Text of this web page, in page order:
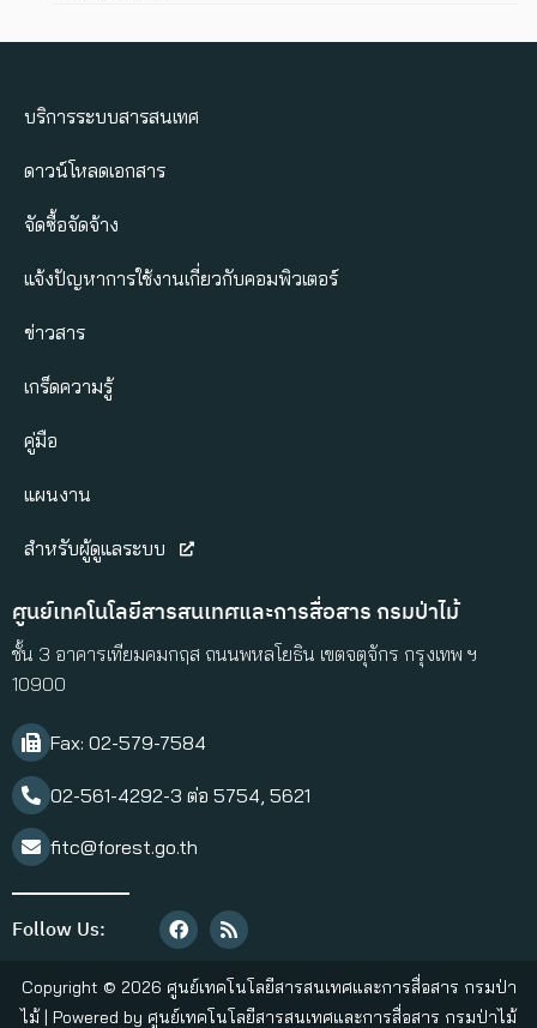
บริการระบบสารสนเทศ
ดาวน์โหลดเอกสาร
จัดซื้อจัดจ้าง
แจ้งปัญหาการใช้งานเกี่ยวกับคอมพิวเตอร์
ข่าวสาร
เกร็ดความรู้
คู่มือ
แผนงาน
สำหรับผู้ดูแลระบบ
ศูนย์เทคโนโลยีสารสนเทศและการสื่อสาร กรมป่าไม้
ชั้น 3 อาคารเทียมคมกฤส ถนนพหลโยธิน เขตจตุจักร กรุงเทพ ฯ
10900
Fax: 02-579-7584​
02-561-4292-3 ต่อ 5754, 5621
fitc@forest.go.th
Follow Us:
Copyright © 2026 ศูนย์เทคโนโลยีสารสนเทศและการสื่อสาร กรมป่า
ไม้ | Powered by ศูนย์เทคโนโลยีสารสนเทศและการสื่อสาร กรมป่าไม้